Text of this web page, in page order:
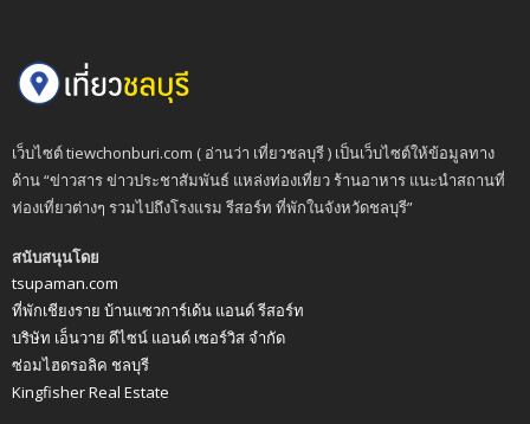
เว็บไซต์ tiewchonburi.com ( อ่านว่า เที่ยวชลบุรี ) เป็นเว็บไซต์ให้ข้อมูลทาง
ด้าน “ข่าวสาร ข่าวประชาสัมพันธ์ แหล่งท่องเที่ยว ร้านอาหาร แนะนำสถานที่
ท่องเที่ยวต่างๆ รวมไปถึงโรงแรม รีสอร์ท ที่พักในจังหวัดชลบุรี”
สนับสนุนโดย
tsupaman.com
ที่พักเชียงราย บ้านแซวการ์เด้น แอนด์ รีสอร์ท
บริษัท เอ็นวาย ดีไซน์ แอนด์ เซอร์วิส จำกัด
ซ่อมไฮดรอลิค ชลบุรี
Kingfisher Real Estate